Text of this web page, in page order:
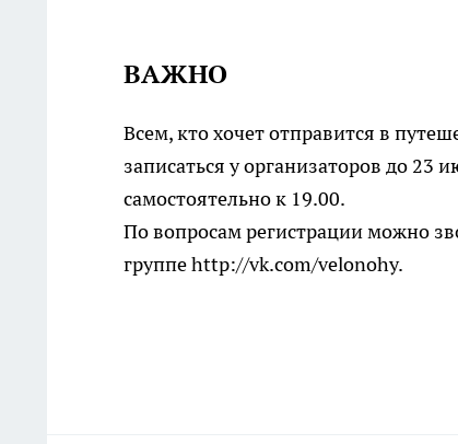
ВАЖНО
Всем, кто хочет отправится в
записаться у организаторов до 23
самостоятельно к 19.00.
По вопросам регистрации можно
группе http://vk.com/velonohy.